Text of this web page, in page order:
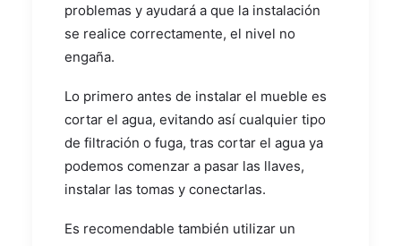
problemas y ayudará a que la instalación
se realice correctamente, el nivel no
engaña.
Lo primero antes de instalar el mueble es
cortar el agua, evitando así cualquier tipo
de filtración o fuga, tras cortar el agua ya
podemos comenzar a pasar las llaves,
instalar las tomas y conectarlas.
Es recomendable también utilizar un